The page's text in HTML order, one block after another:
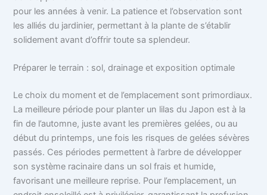
pour les années à venir. La patience et l’observation sont
les alliés du jardinier, permettant à la plante de s’établir
solidement avant d’offrir toute sa splendeur.
Préparer le terrain : sol, drainage et exposition optimale
Le choix du moment et de l’emplacement sont primordiaux.
La meilleure période pour planter un lilas du Japon est à la
fin de l’automne, juste avant les premières gelées, ou au
début du printemps, une fois les risques de gelées sévères
passés. Ces périodes permettent à l’arbre de développer
son système racinaire dans un sol frais et humide,
favorisant une meilleure reprise. Pour l’emplacement, un